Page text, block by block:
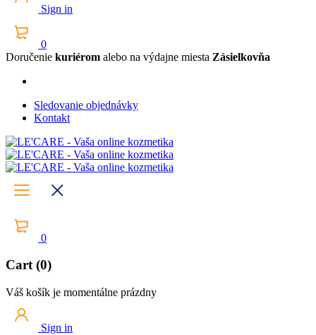
Sign in
0
Doručenie kuriérom alebo na výdajne miesta Zásielkovňa
Sledovanie objednávky
Kontakt
0
Cart (0)
Váš košík je momentálne prázdny
Sign in